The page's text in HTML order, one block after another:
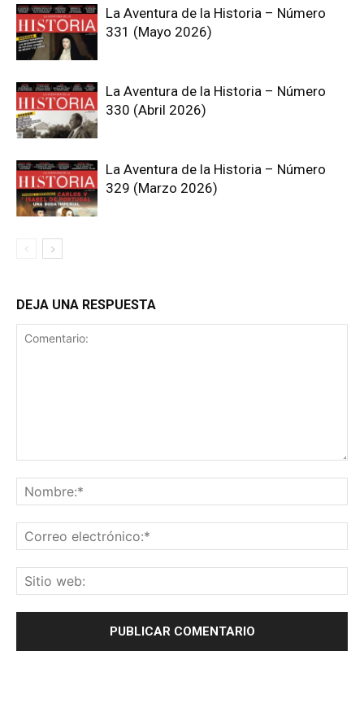
La Aventura de la Historia – Número
331 (Mayo 2026)
La Aventura de la Historia – Número
330 (Abril 2026)
La Aventura de la Historia – Número
329 (Marzo 2026)
DEJA UNA RESPUESTA